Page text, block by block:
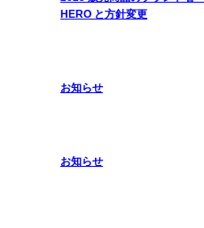
HERO と方針変更
お知らせ
お知らせ